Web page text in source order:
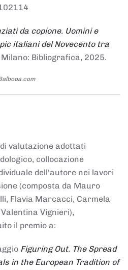
da copione. Uomini e
italiani del Novecento tra
Milano: Bibliografica, 2025.
valutazione adottati
collocazione
dell'autore nei lavori
(composta da Mauro
Flavia Marcacci, Carmela
Vignieri),
il premio a:
Figuring Out. The Spread
in the European Tradition of